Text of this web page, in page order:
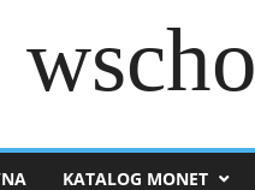
KATALOG MONET